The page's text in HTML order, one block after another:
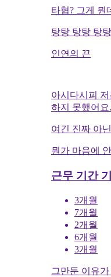
타협? 그게 뭔
탕탕 탕탕 탕탕
인연의 끈
아시다시피
하지 못했어요
여긴 진짜 아
뭔가 마음에
근무 기간
3개월
7개월
2개월
6개월
3개월
그만둔 이유